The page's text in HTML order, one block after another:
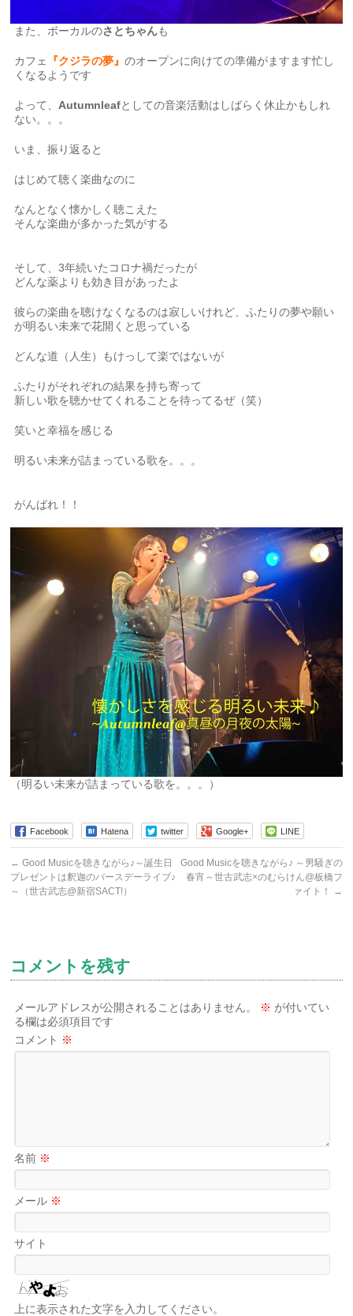
また、ボーカルのさとちゃんも
カフェ 『クジラの夢』のオープンに向けての準備がますます忙し
くなるようです
よって、 Autumnleafとしての音楽活動はしばらく休止かもしれ
ない。。。
いま、振り返ると
はじめて聴く楽曲なのに
なんとなく懐かしく聴こえた
そんな楽曲が多かった気がする
そして、3年続いたコロナ禍だったが
どんな薬よりも効き目があったよ
彼らの楽曲を聴けなくなるのは寂しいけれど、ふたりの夢や願い
が明るい未来で花開くと思っている
どんな道（人生）もけっして楽ではないが
ふたりがそれぞれの結果を持ち寄って
新しい歌を聴かせてくれることを待ってるぜ（笑）
笑いと幸福を感じる
明るい未来が詰まっている歌を。。。
がんばれ！！
（明るい未来が詰まっている歌を。。。）
Facebook Hatena twitter Google+ LINE
← Good Musicを聴きながら♪～誕生日
プレゼントは釈迦のバースデーライブ♪
～（世古武志@新宿SACT!）
Good Musicを聴きながら♪ ～男騒ぎの
春宵～世古武志×のむらけん@板橋フ
ァイト！
→
コメントを残す
メールアドレスが公開されることはありません。 ※ が付いてい
る欄は必須項目です
コメント ※
名前 ※
メール ※
サイト
上に表示された文字を入力してください。